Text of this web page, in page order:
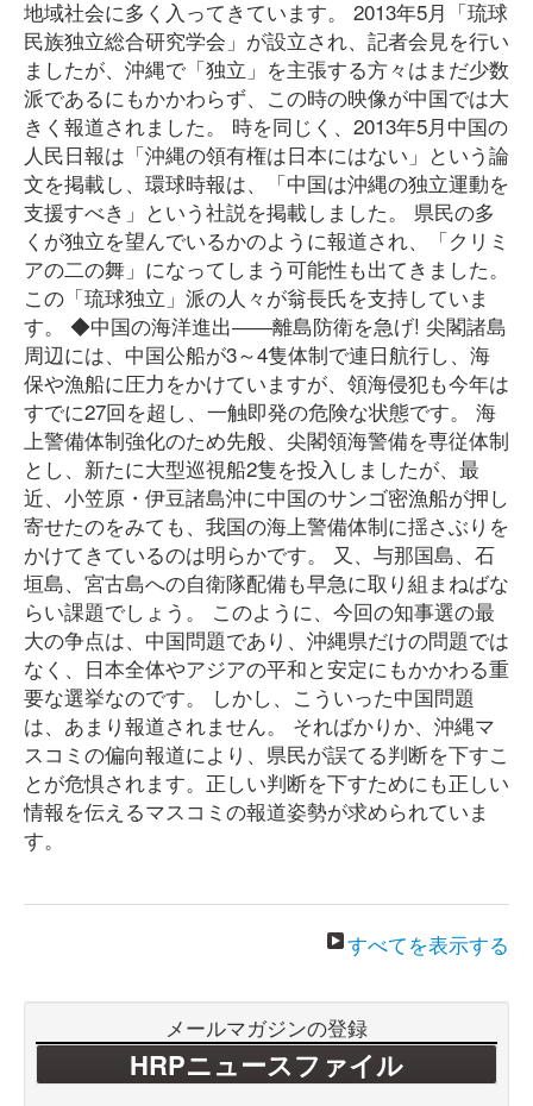
地域社会に多く入ってきています。 2013年5月「琉球
民族独立総合研究学会」が設立され、記者会見を行い
ましたが、沖縄で「独立」を主張する方々はまだ少数
派であるにもかかわらず、この時の映像が中国では大
きく報道されました。 時を同じく、2013年5月中国の
人民日報は「沖縄の領有権は日本にはない」という論
文を掲載し、環球時報は、「中国は沖縄の独立運動を
支援すべき」という社説を掲載しました。 県民の多
くが独立を望んでいるかのように報道され、「クリミ
アの二の舞」になってしまう可能性も出てきました。
この「琉球独立」派の人々が翁長氏を支持していま
す。 ◆中国の海洋進出――離島防衛を急げ! 尖閣諸島
周辺には、中国公船が3～4隻体制で連日航行し、海
保や漁船に圧力をかけていますが、領海侵犯も今年は
すでに27回を超し、一触即発の危険な状態です。 海
上警備体制強化のため先般、尖閣領海警備を専従体制
とし、新たに大型巡視船2隻を投入しましたが、最
近、小笠原・伊豆諸島沖に中国のサンゴ密漁船が押し
寄せたのをみても、我国の海上警備体制に揺さぶりを
かけてきているのは明らかです。 又、与那国島、石
垣島、宮古島への自衛隊配備も早急に取り組まねばな
らい課題でしょう。 このように、今回の知事選の最
大の争点は、中国問題であり、沖縄県だけの問題では
なく、日本全体やアジアの平和と安定にもかかわる重
要な選挙なのです。 しかし、こういった中国問題
は、あまり報道されません。 そればかりか、沖縄マ
スコミの偏向報道により、県民が誤てる判断を下すこ
とが危惧されます。正しい判断を下すためにも正しい
情報を伝えるマスコミの報道姿勢が求められていま
す。
すべてを表示する
メールマガジンの登録
HRPニュースファイル